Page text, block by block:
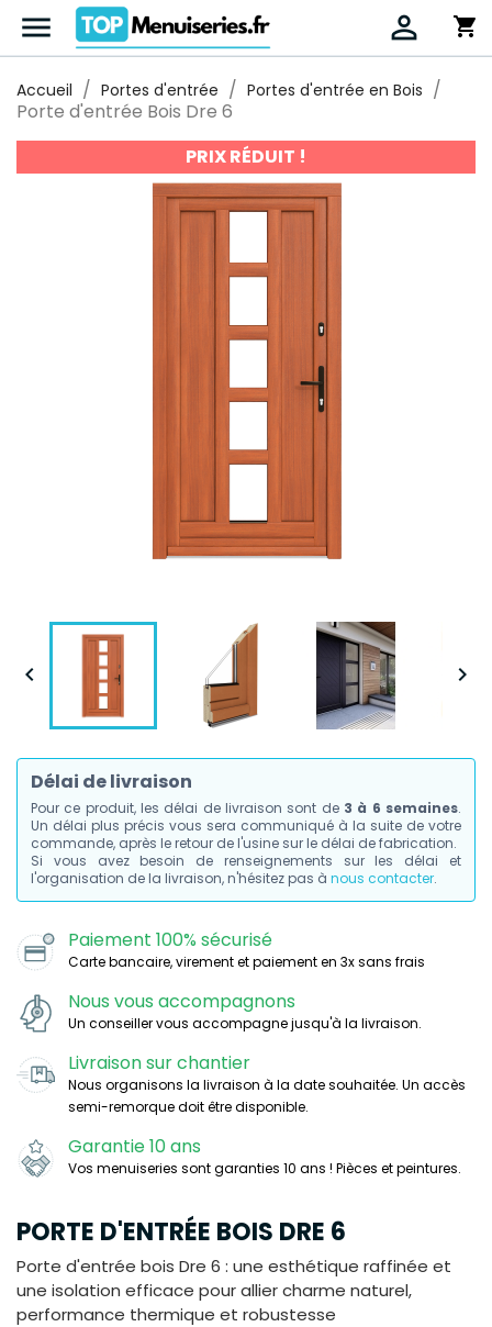
 shopping_cart

Accueil Portes d'entrée Portes d'entrée en Bois
Porte d'entrée Bois Dre 6
PRIX RÉDUIT !
 
Délai de livraison
Pour ce produit, les délai de livraison sont de 3 à 6 semaines.
Un délai plus précis vous sera communiqué à la suite de votre
commande, après le retour de l'usine sur le délai de fabrication.
Si vous avez besoin de renseignements sur les délai et
l'organisation de la livraison, n'hésitez pas à nous contacter.
Paiement 100% sécurisé
Carte bancaire, virement et paiement en 3x sans frais
Nous vous accompagnons
Un conseiller vous accompagne jusqu'à la livraison.
Livraison sur chantier
Nous organisons la livraison à la date souhaitée. Un accès
semi-remorque doit être disponible.
Garantie 10 ans
Vos menuiseries sont garanties 10 ans ! Pièces et peintures.
PORTE D'ENTRÉE BOIS DRE 6
Porte d'entrée bois Dre 6 : une esthétique raffinée et
une isolation efficace pour allier charme naturel,
performance thermique et robustesse